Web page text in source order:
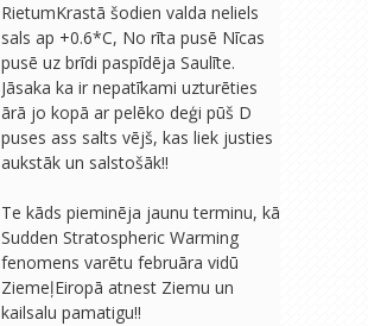
RietumKrastā šodien valda neliels
sals ap +0.6*C, No rīta pusē Nīcas
pusē uz brīdi paspīdēja Saulīte.
Jāsaka ka ir nepatīkami uzturēties
ārā jo kopā ar pelēko deģi pūš D
puses ass salts vējš, kas liek justies
aukstāk un salstošāk!!
Te kāds pieminēja jaunu terminu, kā
Sudden Stratospheric Warming
fenomens varētu februāra vidū
ZiemeļEiropā atnest Ziemu un
kailsalu pamatigu!!